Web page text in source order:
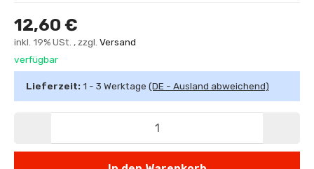
12,60 €
inkl. 19% USt. , zzgl. Versand
verfügbar
Lieferzeit: 1 - 3 Werktage (DE - Ausland abweichend)